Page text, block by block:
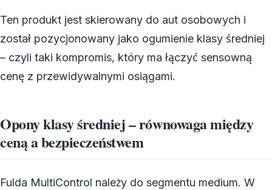
Ten produkt jest skierowany do aut osobowych i
został pozycjonowany jako ogumienie klasy średniej
– czyli taki kompromis, który ma łączyć sensowną
cenę z przewidywalnymi osiągami.
Opony klasy średniej – równowaga między
ceną a bezpieczeństwem
Fulda MultiControl należy do segmentu medium. W